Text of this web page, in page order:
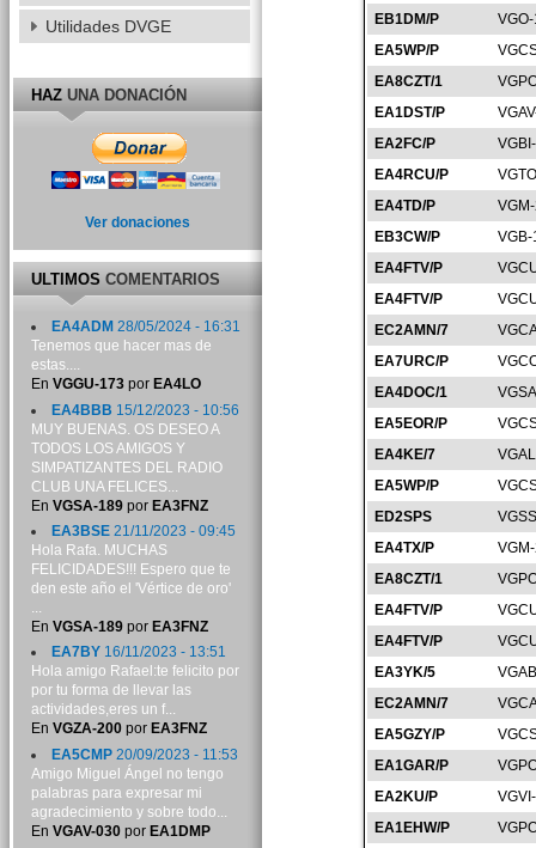
EB1DM/P
EA5WP/P
EA8CZT/1
EA1DST/P
EA2FC/P
EA4RCU/P
EA4TD/P
EB3CW/P
EA4FTV/P
EA4FTV/P
EC2AMN/7
EA7URC/P
EA4DOC/1
EA5EOR/P
EA4KE/7
EA5WP/P
ED2SPS
EA4TX/P
EA8CZT/1
EA4FTV/P
EA4FTV/P
EA3YK/5
EC2AMN/7
EA5GZY/P
EA1GAR/P
EA2KU/P
EA1EHW/P
Utilidades DVGE
HAZUNA DONACIÓN
Ver donaciones
ULTIMOSCOMENTARIOS
EA4ADM 28/05/2024 - 16:31
Tenemos que hacer mas de
estas....
En VGGU-173por EA4LO
EA4BBB 15/12/2023 - 10:56
MUY BUENAS. OS DESEO A
TODOS LOS AMIGOS Y
SIMPATIZANTES DEL RADIO
CLUB UNA FELICES...
En VGSA-189por EA3FNZ
EA3BSE21/11/2023 - 09:45
Hola Rafa. MUCHAS
FELICIDADES!!! Espero que te
den este año el 'Vértice de oro'
...
En VGSA-189por EA3FNZ
EA7BY16/11/2023 - 13:51
Hola amigo Rafael:te felicito por
por tu forma de llevar las
actividades,eres un f...
En VGZA-200por EA3FNZ
EA5CMP20/09/2023 - 11:53
Amigo Miguel Ángel no tengo
palabras para expresar mi
agradecimiento y sobre todo...
En VGAV-030por EA1DMP